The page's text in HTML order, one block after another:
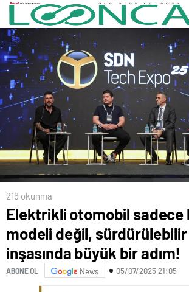
inşasında büyük bir adım!
216 okunma
Elektrikli otomobil
modeli değil,
inşasında büyük bir adım!
ABONE OL News 05/07/2025 21:05